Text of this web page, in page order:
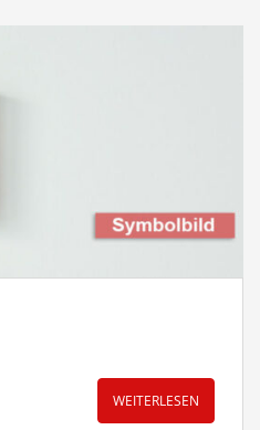
WEITERLESEN